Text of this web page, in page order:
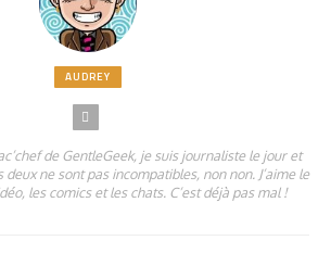
AUDREY
de GentleGeek, je suis journaliste le jour et
ne sont pas incompatibles, non non. J’aime le
les comics et les chats. C’est déjà pas mal !